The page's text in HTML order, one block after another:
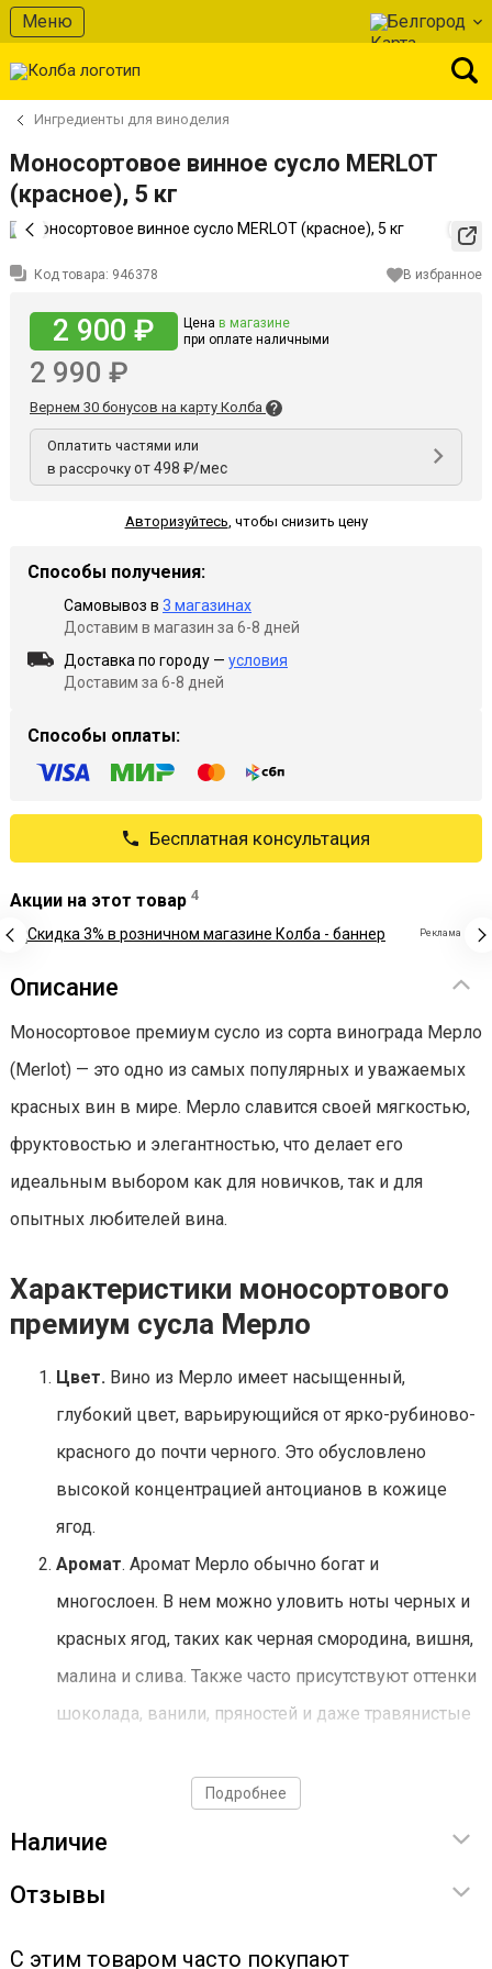
Меню Белгород
Ингредиенты для виноделия
Моносортовое винное сусло MERLOT
(красное), 5 кг
Код товара: 946378 В избранное
2 900 ₽ Цена в магазине
при оплате наличными
2 990 ₽
Вернем 30 бонусов на карту Колба
Оплатить частями или
в рассрочку от 498 ₽/мес
Авторизуйтесь, чтобы снизить цену
Способы получения:
Самовывоз в 3 магазинах
Доставим в магазин за 6-8 дней
Доставка по городу — условия
Доставим за 6-8 дней
Способы оплаты:
Бесплатная консультация
Акции на этот товар 4
Реклама
Описание
Моносортовое премиум сусло из сорта винограда Мерло
(Merlot) — это одно из самых популярных и уважаемых
красных вин в мире. Мерло славится своей мягкостью,
фруктовостью и элегантностью, что делает его
идеальным выбором как для новичков, так и для
опытных любителей вина.
Характеристики моносортового
премиум сусла Мерло
Цвет. Вино из Мерло имеет насыщенный,
глубокий цвет, варьирующийся от ярко-рубиново-
красного до почти черного. Это обусловлено
высокой концентрацией антоцианов в кожице
ягод.
Аромат. Аромат Мерло обычно богат и
многослоен. В нем можно уловить ноты черных и
красных ягод, таких как черная смородина, вишня,
малина и слива. Также часто присутствуют оттенки
шоколада, ванили, пряностей и даже травянистые
методов виноделия, аромат может варьироваться,
и средней кислотностью, что придает ему
Подробнее
Наличие
Отзывы
С этим товаром часто покупают